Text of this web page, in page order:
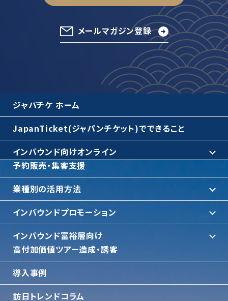
メールマガジン登録
ジャパチケ ホーム
JapanTicket(ジャパンチケット)でできること
インバウンド向けオンライン
予約販売・集客支援
業種別の活用方法
インバウンドプロモーション
インバウンド富裕層向け
⾼付加価値ツアー造成・誘客
導入事例
訪日トレンドコラム